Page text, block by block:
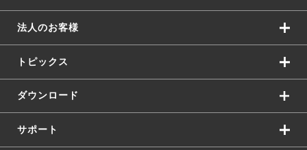
法人のお客様
トピックス
ダウンロード
サポート